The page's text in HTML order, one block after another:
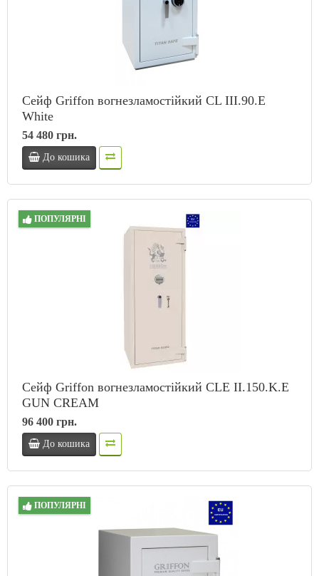
Сейф Griffon вогнезламостійкий CL III.90.E
White
54 480 грн.
До кошика
ПОПУЛЯРНІ
Сейф Griffon вогнезламостійкий CLE II.150.K.E
GUN CREAM
96 400 грн.
До кошика
ПОПУЛЯРНІ